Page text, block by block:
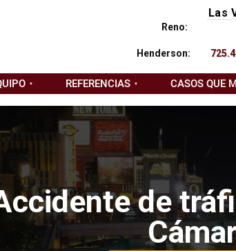
Las
Reno:
Henderson:
REFERENCIAS CASOS QUE
de